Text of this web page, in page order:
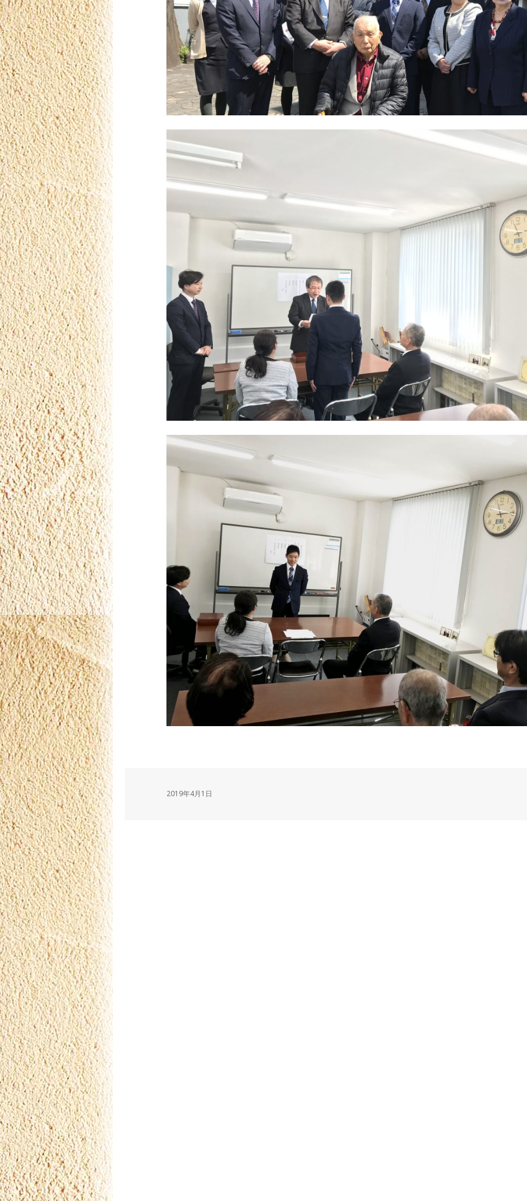
2019年4月1日